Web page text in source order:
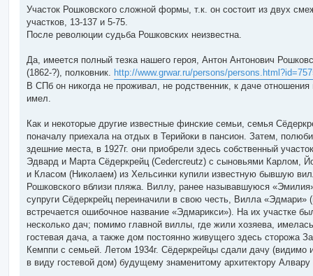
Участок Рошковского сложной формы, т.к. он состоит из двух
участков, 13-137 и 5-75.
После революции судьба Рошковских неизвестна.
Да, имеется полный тезка нашего героя, Антон Антонович
(1862-?), полковник. http://www.grwar.ru/persons/
В СПб он никогда не проживал, не родственник, к даче отношения
имел.
Как и некоторые другие известные финские семьи, семья
поначалу приехала на отдых в Терийоки в пансион. Затем,
здешние места, в 1927г. они приобрели здесь собственный
Эдвард и Марта Сёдеркрейц (Cedercreutz) с сыновьями Карлом,
и Класом (Николаем) из Хельсинки купили известную бывшую
Рошковского вблизи пляжа. Виллу, ранее называвшуюся
супруги Сёдеркрейц переиначили в свою честь, Вилла «Эдмари»
встречается ошибочное название «Эдмарикси»). На их участке
несколько дач; помимо главной виллы, где жили хозяева, имелась
гостевая дача, а также дом постоянно живущего здесь сторожа
Кемппи с семьей. Летом 1934г. Сёдеркрейцы сдали дачу (видимо
в виду гостевой дом) будущему знаменитому архитектору